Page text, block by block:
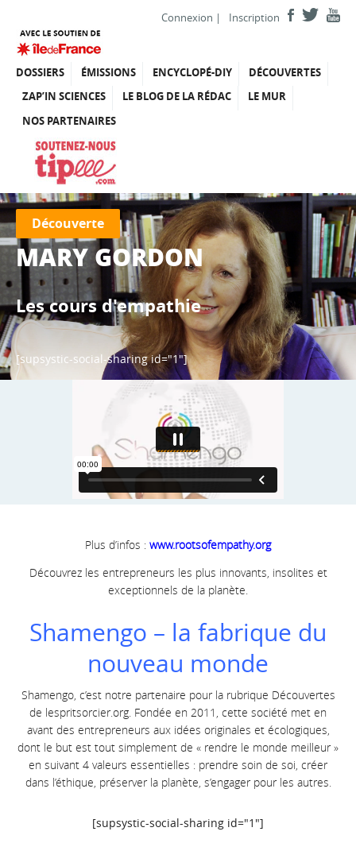
Connexion | Inscription
DOSSIERS ÉMISSIONS ENCYCLOPÉ-DIY
DÉCOUVERTES
ZAP’IN SCIENCES
LE BLOG DE LA RÉDAC
LE MUR
NOS PARTENAIRES
Découverte
MARY GORDON
Les cours d'empathie
[supsystic-social-sharing id="1"]
Plus d’infos : www.rootsofempathy.org
Découvrez les entrepreneurs les plus innovants, insolites et
exceptionnels de la planète.
Shamengo – la fabrique du
nouveau monde
Shamengo, c’est notre partenaire pour la rubrique Découvertes
de lespritsorcier.org. Fondée en 2011, cette société met en
avant des entrepreneurs aux idées originales et écologiques,
dont le but est tout simplement de « rendre le monde meilleur »
en suivant 4 valeurs essentielles : prendre soin de soi, créer
dans l’éthique, préserver la planète, s’engager pour les autres.
[supsystic-social-sharing id="1"]